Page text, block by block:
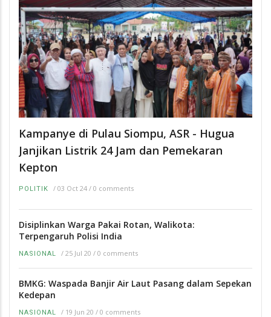
Kampanye di Pulau Siompu, ASR - Hugua
Janjikan Listrik 24 Jam dan Pemekaran
Kepton
POLITIK / 03 Oct 24 / 0 comments
Disiplinkan Warga Pakai Rotan, Walikota:
Terpengaruh Polisi India
NASIONAL / 25 Jul 20 / 0 comments
BMKG: Waspada Banjir Air Laut Pasang dalam Sepekan
Kedepan
NASIONAL / 19 Jun 20 / 0 comments